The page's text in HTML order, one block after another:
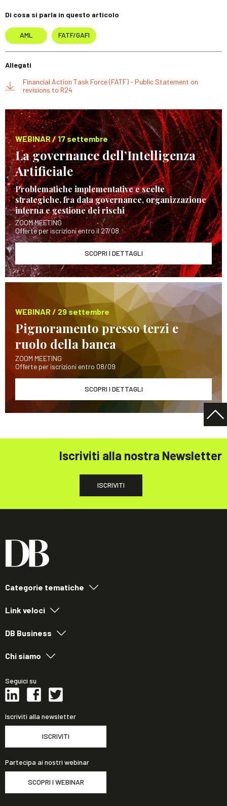
Di cosa si parla in questo articolo
AML FATF/GAFI
Allegati
Financial Action Task Force (FATF) - Public Statement on
revisions to R24
WEBINAR / 17 settembre
La governance dell’Intelligenza
Artificiale
Problematiche implementative e scelte
strategiche, fra data governance, organizzazione
interna e gestione dei rischi
ZOOM MEETING
Offerte per iscrizioni entro il 27/08
SCOPRI I DETTAGLI
WEBINAR / 29 settembre
Pignoramento presso terzi e
ruolo della banca
ZOOM MEETING
Offerte per iscrizioni entro 08/09
SCOPRI I DETTAGLI
Iscriviti alla nostra Newsletter
ISCRIVITI
Categorie tematiche
Link veloci
DB Business
Chi siamo
Seguici su
Iscriviti alla newsletter
ISCRIVITI
Partecipa ai nostri webinar
SCOPRI I WEBINAR